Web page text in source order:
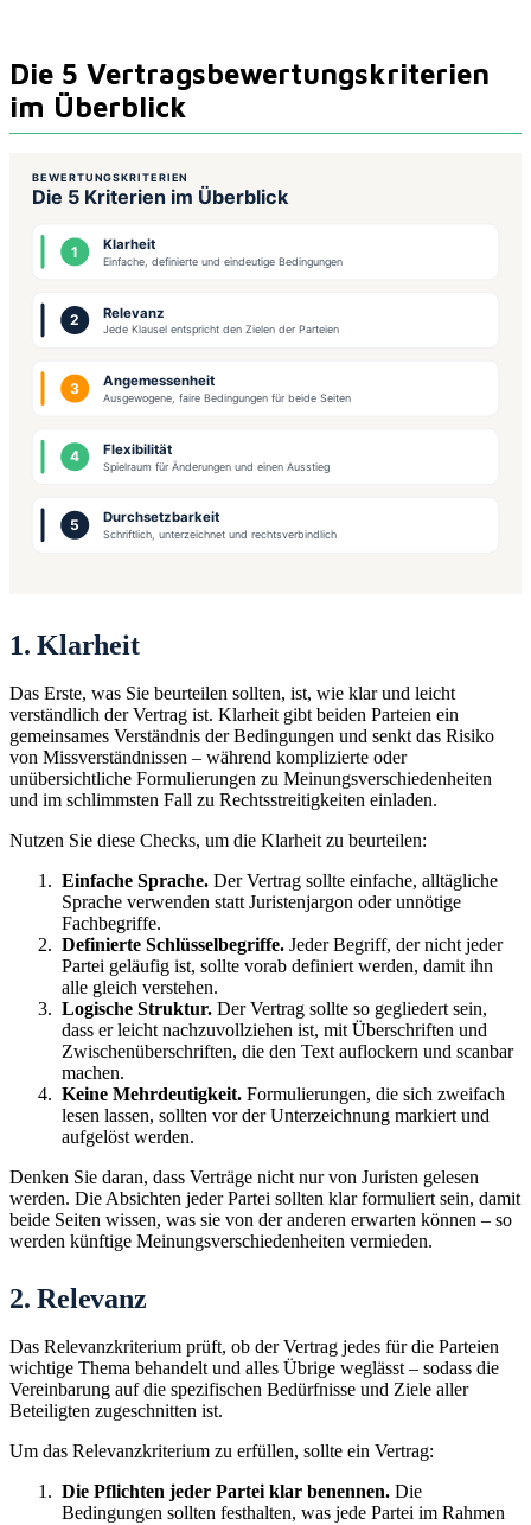
‍Die 5 Vertragsbewertungskriterien
im Überblick
1. Klarheit
Das Erste, was Sie beurteilen sollten, ist, wie klar und leicht
verständlich der Vertrag ist. Klarheit gibt beiden Parteien ein
gemeinsames Verständnis der Bedingungen und senkt das Risiko
von Missverständnissen – während komplizierte oder
unübersichtliche Formulierungen zu Meinungsverschiedenheiten
und im schlimmsten Fall zu Rechtsstreitigkeiten einladen.
Nutzen Sie diese Checks, um die Klarheit zu beurteilen:
Einfache Sprache. Der Vertrag sollte einfache, alltägliche
Sprache verwenden statt Juristenjargon oder unnötige
Fachbegriffe.
Definierte Schlüsselbegriffe. Jeder Begriff, der nicht jeder
Partei geläufig ist, sollte vorab definiert werden, damit ihn
alle gleich verstehen.
Logische Struktur. Der Vertrag sollte so gegliedert sein,
dass er leicht nachzuvollziehen ist, mit Überschriften und
Zwischenüberschriften, die den Text auflockern und scanbar
machen.
Keine Mehrdeutigkeit. Formulierungen, die sich zweifach
lesen lassen, sollten vor der Unterzeichnung markiert und
aufgelöst werden.
Denken Sie daran, dass Verträge nicht nur von Juristen gelesen
werden. Die Absichten jeder Partei sollten klar formuliert sein, damit
beide Seiten wissen, was sie von der anderen erwarten können – so
werden künftige Meinungsverschiedenheiten vermieden.
2. Relevanz
Das Relevanzkriterium prüft, ob der Vertrag jedes für die Parteien
wichtige Thema behandelt und alles Übrige weglässt – sodass die
Vereinbarung auf die spezifischen Bedürfnisse und Ziele aller
Beteiligten zugeschnitten ist.
Um das Relevanzkriterium zu erfüllen, sollte ein Vertrag:
Die Pflichten jeder Partei klar benennen. Die
Bedingungen sollten festhalten, was jede Partei im Rahmen